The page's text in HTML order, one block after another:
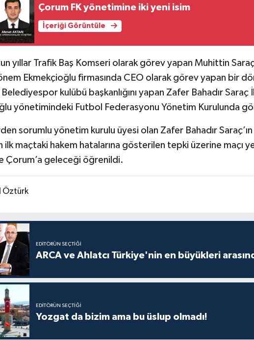
Çorum FK yönetimine iki yeni isim
İçeriği Görüntüle
yıllar Trafik Baş Komseri olarak görev yapan Muhittin
Ekmekçioğlu firmasında CEO olarak görev yapan bir
kulübü başkanlığını yapan Zafer Bahadır Saraç
yönetimindeki Futbol Federasyonu Yönetim Kurulunda
sorumlu yönetim kurulu üyesi olan Zafer Bahadır Saraç’ın
ilk maçtaki hakem hatalarına gösterilen tepki üzerine maçı
Çorum’a geleceği öğrenildi.
Öztürk
EDITÖRÜN SEÇTIĞI
ARCA ve Ahlatcı Türkiye'nin en büyükleri
EDITÖRÜN SEÇTIĞI
Yozgat da bizim ama bu üslup olmadı!